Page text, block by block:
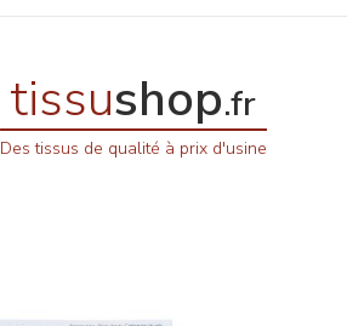
tissushop.fr
Des tissus de qualité à prix d'usine